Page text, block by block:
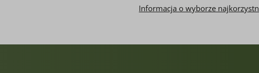
Informacja o wyborze